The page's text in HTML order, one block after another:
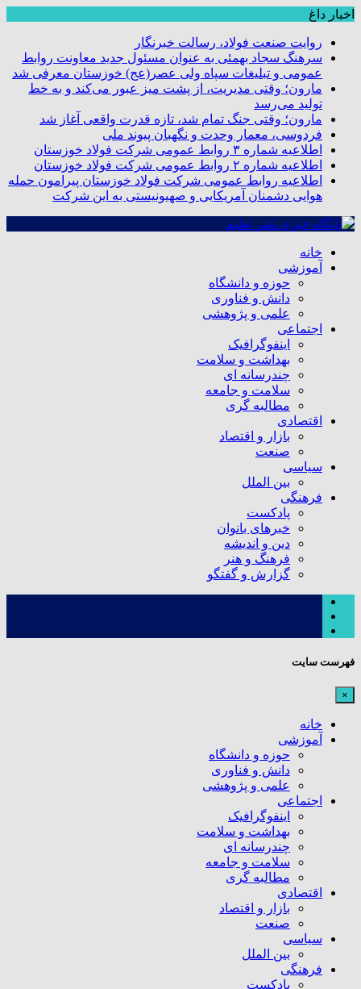
اخبار داغ
روایت صنعت فولاد،‌ رسالت خبرنگار
سرهنگ سجاد بهمئی به عنوان مسئول جدید معاونت روابط
عمومی و تبلیغات سپاه ولی عصر(عج) خوزستان معرفی شد
مارون؛ وقتی مدیریت، از پشت میز عبور می‌کند و به خط
تولید می‌رسد
مارون؛ وقتی جنگ تمام شد، تازه قدرت واقعی آغاز شد
فردوسی، معمار وحدت و نگهبان پیوند ملی
اطلاعیه شماره ۳ روابط عمومی شرکت فولاد خوزستان
اطلاعیه شماره ۲ روابط عمومی شرکت فولاد خوزستان
اطلاعیه روابط عمومی شرکت فولاد خوزستان پیرامون حمله
هوایی دشمنان آمریکایی و صهیونیستی به این شرکت
خانه
آموزشی
حوزه و دانشگاه
دانش و فناوری
علمی و پژوهشی
اجتماعی
اینفوگرافیک
بهداشت و سلامت
چندرسانه ای
سلامت و جامعه
مطالبه گری
اقتصادی
بازار و اقتصاد
صنعت
سیاسی
بین الملل
فرهنگی
پادکست
خبرهای بانوان
دین و اندیشه
فرهنگ و هنر
گزارش و گفتگو
فهرست سایت
×
خانه
آموزشی
حوزه و دانشگاه
دانش و فناوری
علمی و پژوهشی
اجتماعی
اینفوگرافیک
بهداشت و سلامت
چندرسانه ای
سلامت و جامعه
مطالبه گری
اقتصادی
بازار و اقتصاد
صنعت
سیاسی
بین الملل
فرهنگی
پادکست